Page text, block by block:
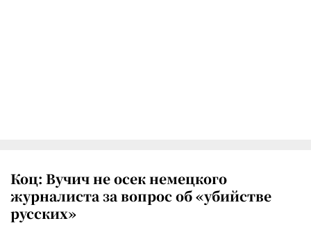
Коц: Вучич не осек немецкого
журналиста за вопрос об «убийстве
русских»